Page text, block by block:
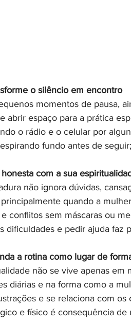
o silêncio em encontro
momentos de pausa,
abrir espaço para a prática
o rádio e o celular por
fundo antes de
com a sua
não ignora dúvidas,
quando a
conflitos sem máscaras ou
dificuldades e pedir ajuda faz
a rotina como lugar de
não se vive apenas em
diárias e na forma como a
e se relaciona com os
e físico é consequência de